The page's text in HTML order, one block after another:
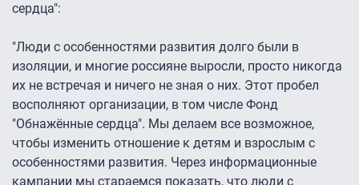
сердца":
"Люди с особенностями развития долго были в
изоляции, и многие россияне выросли, просто никогда
их не встречая и ничего не зная о них. Этот пробел
восполняют организации, в том числе Фонд
"Обнажённые сердца". Мы делаем все возможное,
чтобы изменить отношение к детям и взрослым с
особенностями развития. Через информационные
кампании мы стараемся показать, что люди с